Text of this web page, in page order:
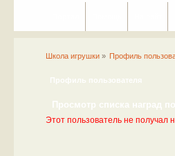
Школа игрушки» Профиль
Профиль пользователя
Просмотр списка наград
Этот пользователь не получал